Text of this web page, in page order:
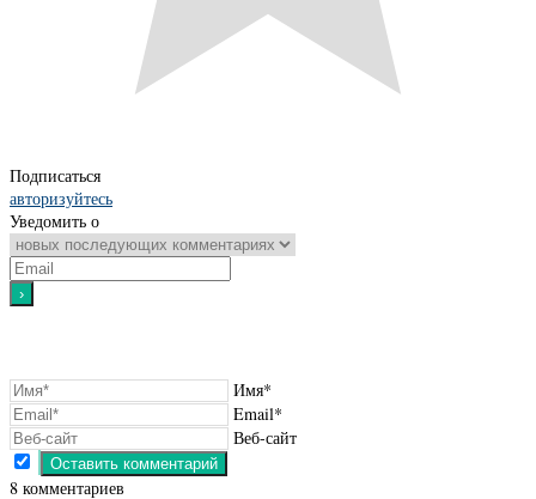
Подписаться
авторизуйтесь
Уведомить о
Имя*
Email*
Веб-сайт
8 комментариев